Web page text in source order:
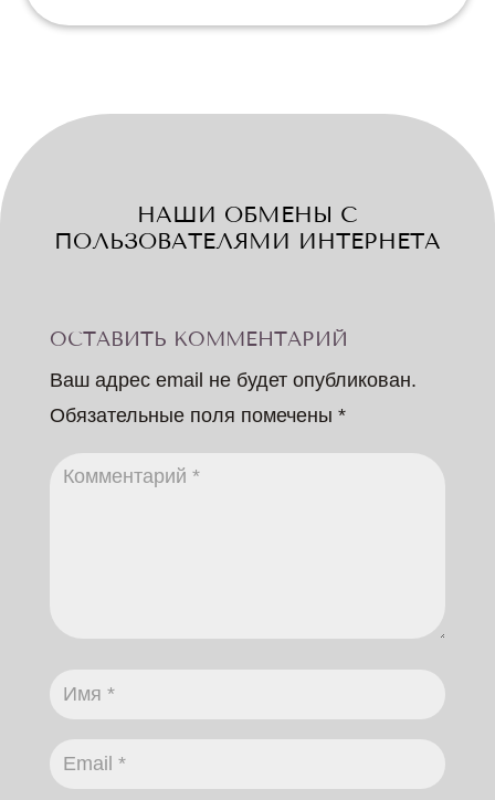
НАШИ ОБМЕНЫ С
ПОЛЬЗОВАТЕЛЯМИ ИНТЕРНЕТА
ОСТАВИТЬ КОММЕНТАРИЙ
Ваш адрес email не будет опубликован.
Обязательные поля помечены *